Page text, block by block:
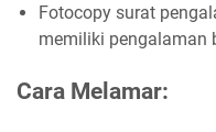
Fotocopy surat
memiliki pengalaman
Cara Melamar: